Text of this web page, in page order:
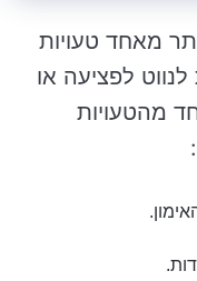
מאחד טעויות
לפציעה או
מהטעויות